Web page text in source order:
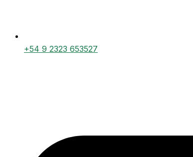
+54 9 2323 653527